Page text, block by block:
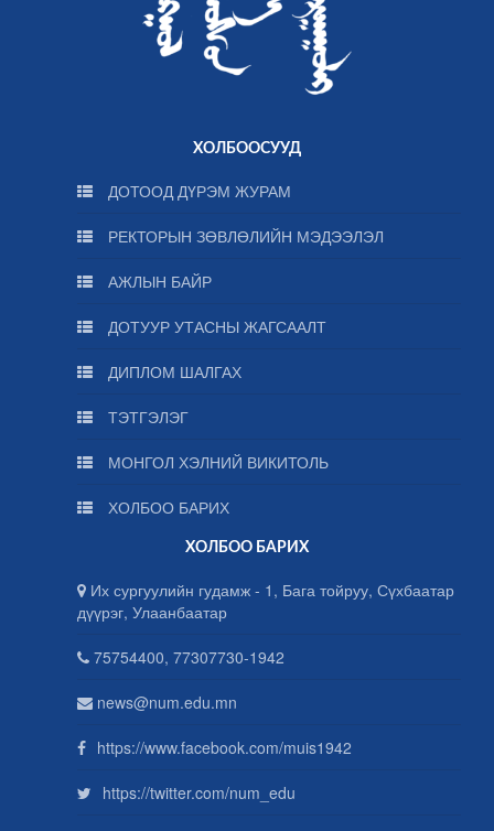
ХОЛБООСУУД
ДОТООД ДҮРЭМ ЖУРАМ
РЕКТОРЫН ЗӨВЛӨЛИЙН МЭДЭЭЛЭЛ
АЖЛЫН БАЙР
ДОТУУР УТАСНЫ ЖАГСААЛТ
ДИПЛОМ ШАЛГАХ
ТЭТГЭЛЭГ
МОНГОЛ ХЭЛНИЙ ВИКИТОЛЬ
ХОЛБОО БАРИХ
ХОЛБОО БАРИХ
Их сургуулийн гудамж - 1, Бага тойруу, Сүхбаатар
дүүрэг, Улаанбаатар
75754400, 77307730-1942
news@num.edu.mn
https://www.facebook.com/muis1942
https://twitter.com/num_edu